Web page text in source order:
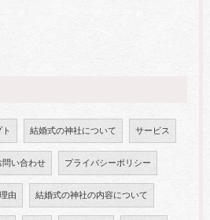
ト 結婚式の神社について サービス
問い合わせ プライバシーポリシー
由 結婚式の神社の内容について